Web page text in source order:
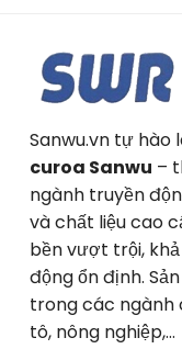
Sanwu.vn tự hào
curoa Sanwu –
ngành truyền
và chất liệu cao
bền vượt trội,
động ổn định.
trong các ngành
tô, nông nghiệp,…